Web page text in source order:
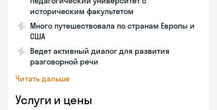
историческим факультетом
Много путешествовала по странам Европы и
США
Ведет активный диалог для развития
разговорной речи
Читать дальше
Услуги и цены